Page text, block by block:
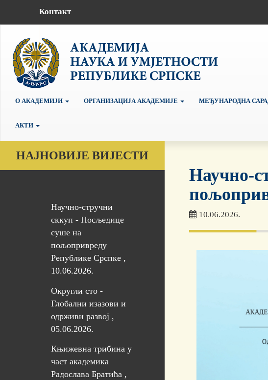
Контакт
О АКАДЕМИЈИ ОРГАНИЗАЦИЈА АКАДЕМИЈЕ МЕЂУНАРОДНА
АКТИ
НАЈНОВИЈЕ ВИЈЕСТИ
Научно-стручни
сккуп - Посљедице
суше на
пољопривреду
Републике Срспке ,
10.06.2026.
Округли сто -
Глобални изазови и
одрживи развој ,
05.06.2026.
Књижевна трибина у
част академика
Радослава Братића ,
Научно-
10.06.2026.